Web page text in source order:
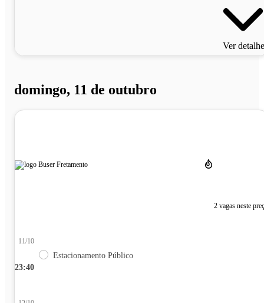
Ver
domingo, 11 de outubro
2 vagas neste
23:40
11/10
Estacionamento Público